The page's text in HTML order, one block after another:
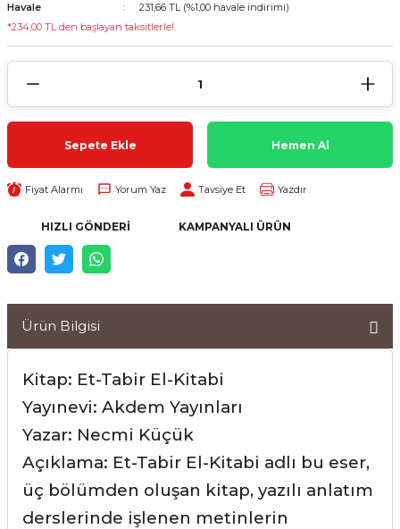
Havale
231,66 TL (%1,00 havale indirimi)
*234,00 TL den başlayan taksitlerle!
Sepete Ekle Hemen Al
Fiyat Alarmı Yorum Yaz Tavsiye Et Yazdır
HIZLI GÖNDERI KAMPANYALI ÜRÜN
Ürün Bilgisi
Kitap: Et-Tabir El-Kitabi
Yayınevi: Akdem Yayınları
Yazar: Necmi Küçük
Açıklama: Et-Tabir El-Kitabi adlı bu eser,
üç bölümden oluşan kitap, yazılı anlatım
derslerinde işlenen metinlerin